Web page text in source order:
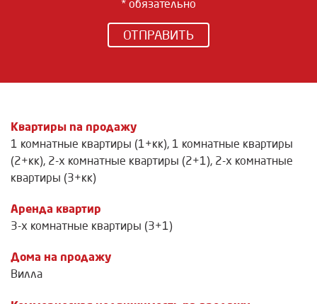
* обязательно
ОТПРАВИТЬ
Квартиры na продажу
1 комнатные квартиры (1+кк), 1 комнатные квартиры
(2+кк), 2-х комнатные квартиры (2+1), 2-х комнатные
квартиры (3+кк)
Аренда квартир
3-х комнатные квартиры (3+1)
Дома на продажу
Вилла